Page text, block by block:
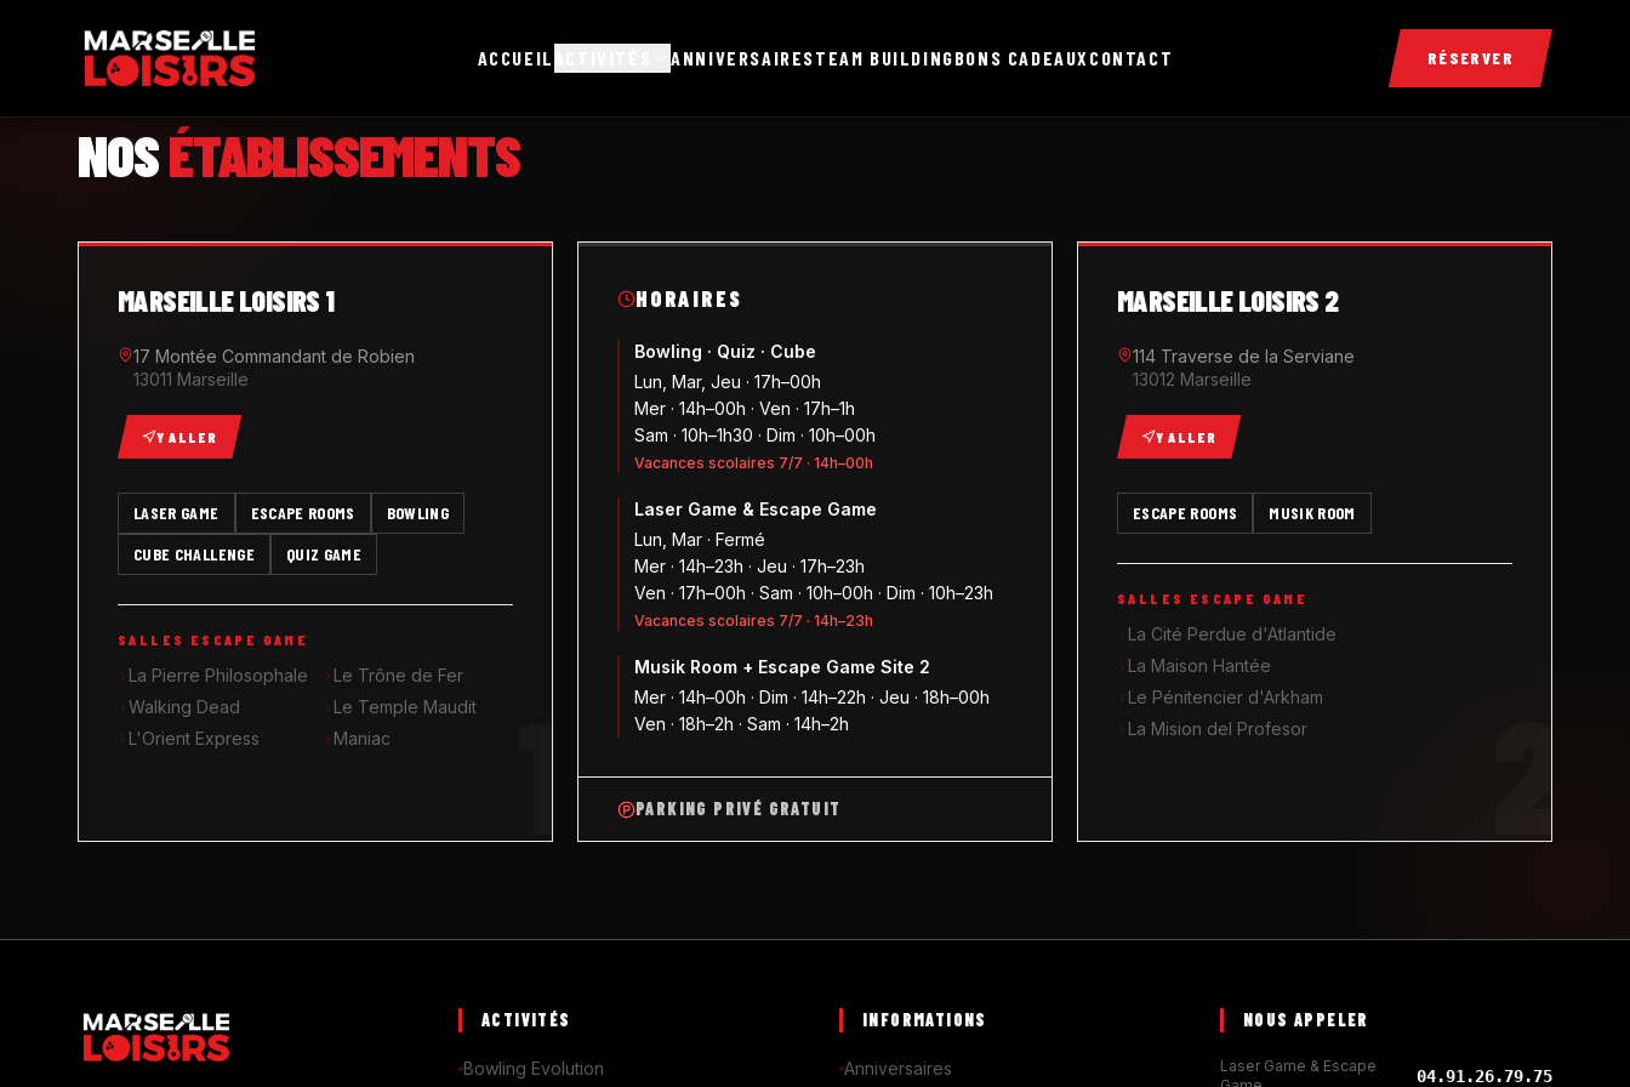
ACCUEIL ANNIVERSAIRESTEAM BUILDINGBONS CADEAUX CONTACT RÉSERVER
NOSÉTABLISSEMENTS
MARSEILLE LOISIRS 1
17 Montée Commandant de Robien
13011 Marseille
Y ALLER
LASER GAME ESCAPE ROOMS
BOWLING
CUBE CHALLENGE
QUIZ GAME
SALLES ESCAPE GAME
La Pierre Philosophale
Le Trône de Fer
Walking Dead
Le Temple Maudit
L'Orient Express
Maniac
HORAIRES
Bowling · Quiz · Cube
Lun, Mar, Jeu · 17h–00h
Mer · 14h–00h · Ven · 17h–1h
Sam · 10h–1h30 · Dim · 10h–00h
Vacances scolaires 7/7 · 14h–00h
Laser Game & Escape Game
Lun, Mar · Fermé
Mer · 14h–23h · Jeu · 17h–23h
Ven · 17h–00h · Sam · 10h–00h · Dim · 10h–23h
Vacances scolaires 7/7 · 14h–23h
Musik Room + Escape Game Site 2
Mer · 14h–00h · Dim · 14h–22h · Jeu · 18h–00h
Ven · 18h–2h · Sam · 14h–2h
PARKING PRIVÉ GRATUIT
MARSEILLE LOISIRS 2
114 Traverse de la Serviane
13012 Marseille
Y ALLER
ESCAPE ROOMS MUSIK ROOM
SALLES ESCAPE GAME
La Cité Perdue d'Atlantide
La Maison Hantée
Le Pénitencier d'Arkham
La Mision del Profesor
ACTIVITÉS
Bowling Evolution
INFORMATIONS
Anniversaires
NOUS APPELER
Laser Game & Escape
04.91.26.79.75